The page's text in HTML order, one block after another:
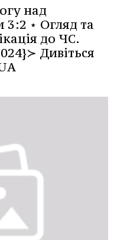
над
3:2 ⋆ Огляд та
до ЧС.
Дивіться